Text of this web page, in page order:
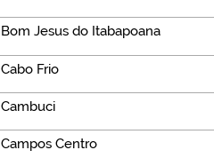
Bom Jesus do Itabapoana
Cabo Frio
Cambuci
Campos Centro